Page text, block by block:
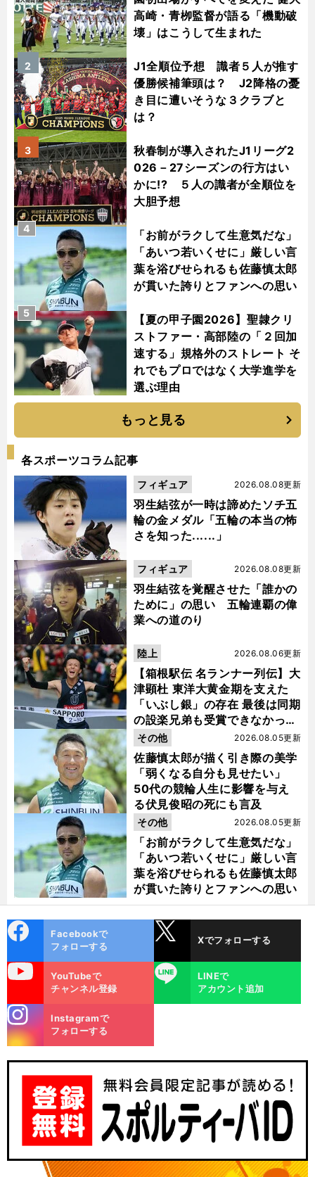
高崎・青栁監督が語る「機動破
壊」はこうして生まれた
J1全順位予想 識者５人が推す
優勝候補筆頭は？ J2降格の憂
き目に遭いそうな３クラブと
は？
2
秋春制が導入されたJ1リーグ2
026－27シーズンの行方はい
かに!? ５人の識者が全順位を
大胆予想
3
「お前がラクして生意気だな」
「あいつ若いくせに」厳しい言
葉を浴びせられるも佐藤慎太郎
が貫いた誇りとファンへの思い
4
【夏の甲子園2026】聖隷クリ
ストファー・高部陸の「２回加
速する」規格外のストレート そ
れでもプロではなく大学進学を
選ぶ理由
5
もっと見る
各スポーツコラム記事
羽生結弦が一時は諦めたソチ五
輪の金メダル「五輪の本当の怖
さを知った......」
2026.08.08更新
フィギュア
羽生結弦を覚醒させた「誰かの
ために」の思い 五輪連覇の偉
業への道のり
2026.08.08更新
フィギュア
【箱根駅伝 名ランナー列伝】大
津顕杜 東洋大黄金期を支えた
「いぶし銀」の存在 最後は同期
の設楽兄弟も受賞できなかった
金栗杯に輝く
2026.08.06更新
陸上
佐藤慎太郎が描く引き際の美学
「弱くなる自分も見せたい」
50代の競輪人生に影響を与え
る伏見俊昭の死にも言及
2026.08.05更新
その他
「お前がラクして生意気だな」
「あいつ若いくせに」厳しい言
葉を浴びせられるも佐藤慎太郎
が貫いた誇りとファンへの思い
2026.08.05更新
その他
ok
Facebookで
フォローする
Xでフォローする
YouTubeで
チャンネル登録
LINE
LINEで
アカウント追加
m
Instagramで
フォローする